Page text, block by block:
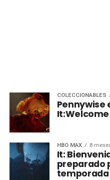
COLECCIONABLES
Pennywise
HBO MAX 8
It:
preparado
temporada